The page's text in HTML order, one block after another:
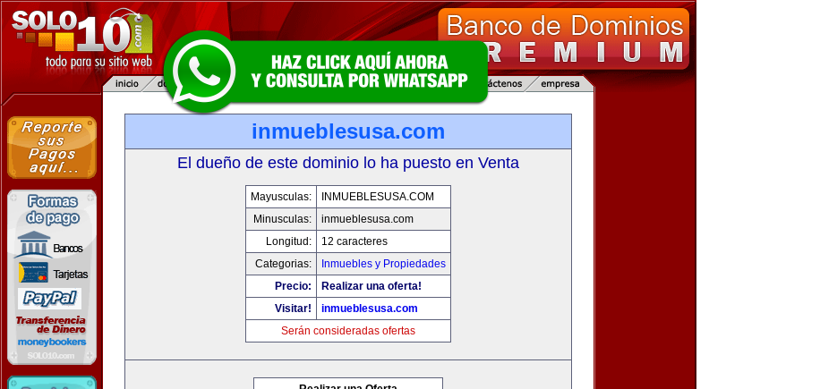
inmueblesusa.com
El dueño de este dominio lo ha puesto en Venta
Mayusculas:
INMUEBLESUSA.COM
Minusculas:
inmueblesusa.com
Longitud:
12 caracteres
Categorias:
Inmuebles y Propiedades
Precio:
Realizar una oferta!
Visitar!
inmueblesusa.com
Serán consideradas ofertas